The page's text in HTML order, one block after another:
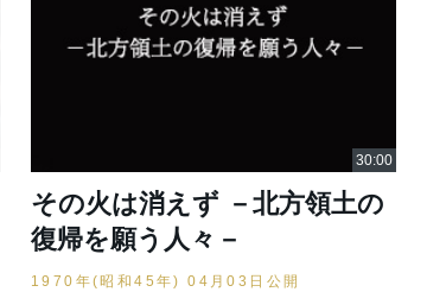
その火は消えず －北方領土の
復帰を願う人々－
1970年(昭和45年) 04月03日公開